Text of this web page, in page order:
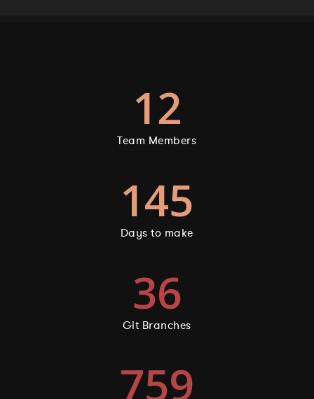
12
Team Members
145
Days to make
36
Git Branches
759